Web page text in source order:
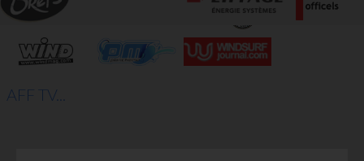
que l'eau salée n'ait jamais le goût des larmes
AFF TV...